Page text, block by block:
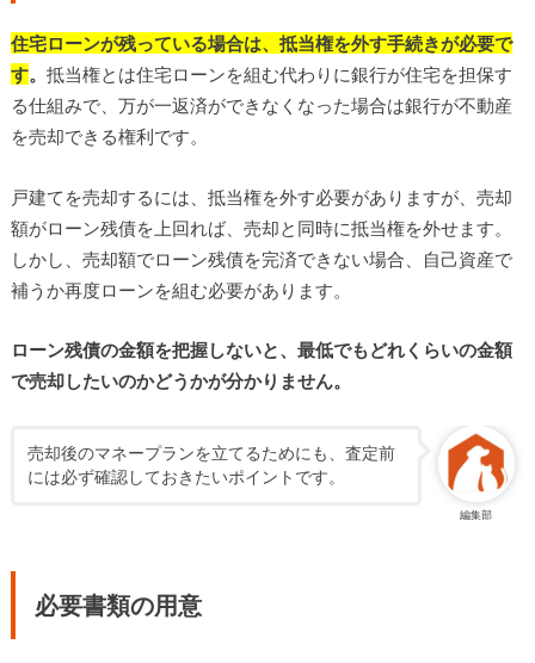
住宅ローンが残っている場合は、抵当権を外す手続きが必要で
す。 抵当権とは住宅ローンを組む代わりに銀行が住宅を担保す
る仕組みで、万が一返済ができなくなった場合は銀行が不動産
を売却できる権利です。
戸建てを売却するには、抵当権を外す必要がありますが、売却
額がローン残債を上回れば、売却と同時に抵当権を外せます。
しかし、売却額でローン残債を完済できない場合、自己資産で
補うか再度ローンを組む必要があります。
ローン残債の金額を把握しないと、最低でもどれくらいの金額
で売却したいのかどうかが分かりません。
編集部
売却後のマネープランを立てるためにも、査定前
には必ず確認しておきたいポイントです。
必要書類の用意